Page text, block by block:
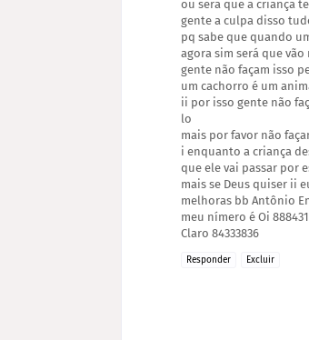
ou sera que a criança
gente a culpa disso
pq sabe que quando
agora sim será que
gente não façam isso
um cachorro é um
ii por isso gente não
lo
mais por favor não
i enquanto a criança
que ele vai passar por
mais se Deus quiser ii
melhoras bb Antônio
meu nímero é Oi
Claro 84333836
Responder Excluir